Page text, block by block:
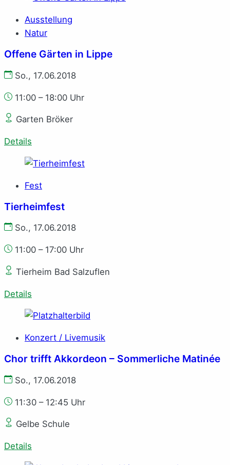
Ausstellung
Natur
Offene Gärten in Lippe
So., 17.06.2018
11:00 – 18:00 Uhr
Garten Bröker
Details
Fest
Tierheimfest
So., 17.06.2018
11:00 – 17:00 Uhr
Tierheim Bad Salzuflen
Details
Konzert / Livemusik
Chor trifft Akkordeon – Sommerliche Matinée
So., 17.06.2018
11:30 – 12:45 Uhr
Gelbe Schule
Details